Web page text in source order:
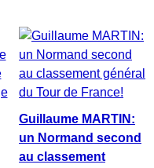
Guillaume MARTIN:
un Normand second
au classement